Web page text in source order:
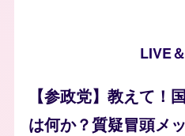
LIVE
【参政党】教えて！
は何か？質疑冒頭メ